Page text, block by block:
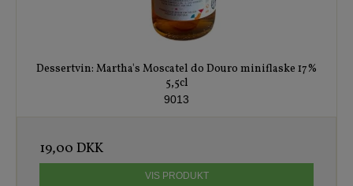
Dessertvin: Martha's Moscatel do Douro miniflaske 17%
5,5cl
9013
19,00 DKK
VIS PRODUKT